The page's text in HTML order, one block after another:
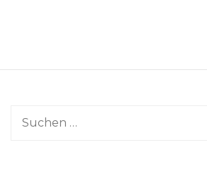
Suchen